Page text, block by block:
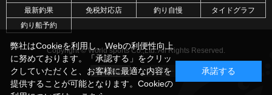
最新釣果
免税対応店 釣り自慢
タイドグラフ
釣り船予約
Copyright © World sports Co.,Ltd. All Rights Reserved.
弊社はCookieを利用し、Webの利便性向上
に努めております。「承認する」をクリッ
クしていただくと、お客様に最適な内容を
提供することが可能となります。Cookieの
承諾する